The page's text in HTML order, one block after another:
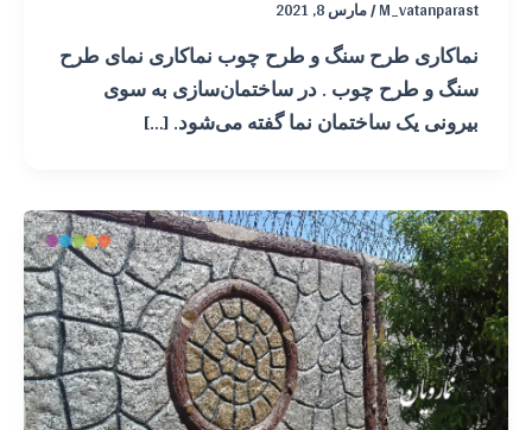
M_vatanparast
/مارس 8, 2021
نماکاری طرح سنگ و طرح چوب نماکاری نمای طرح
سنگ و طرح چوب . در ساختمان‌سازی به سوی
بیرونی یک ساختمان نما گفته می‌شود. […]